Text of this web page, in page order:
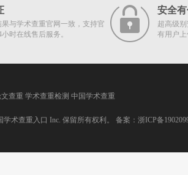
与学术查重官网一致，支持官
时在线售后服务。
安全
超高级
有用户
查重 学术查重检测 中国学术查重
学术查重入口 Inc. 保留所有权利。 备案： 浙ICP备